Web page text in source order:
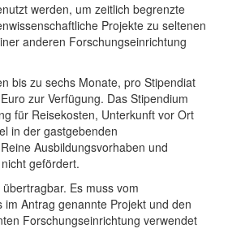
werden, um zeitlich begrenzte
Projekte zu seltenen
anderen Forschungseinrichtung
bis zu sechs Monate, pro Stipendiat
zur Verfügung. Das Stipendium
für Reisekosten, Unterkunft vor Ort
in der gastgebenden
Ausbildungsvorhaben und
gefördert.
Es muss vom
Antrag genannte Projekt und den
Forschungseinrichtung verwendet